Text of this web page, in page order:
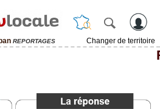
REPORTAGES
Changer de territoire